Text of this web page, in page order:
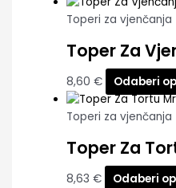
Toperi za vjenčanja
Toper Za
8,60 € Odaberi
Toperi za vjenčanja
Toper Za
8,63 € Odaberi